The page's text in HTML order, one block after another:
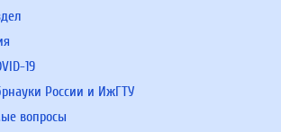
19
России и ИжГТУ
вопросы